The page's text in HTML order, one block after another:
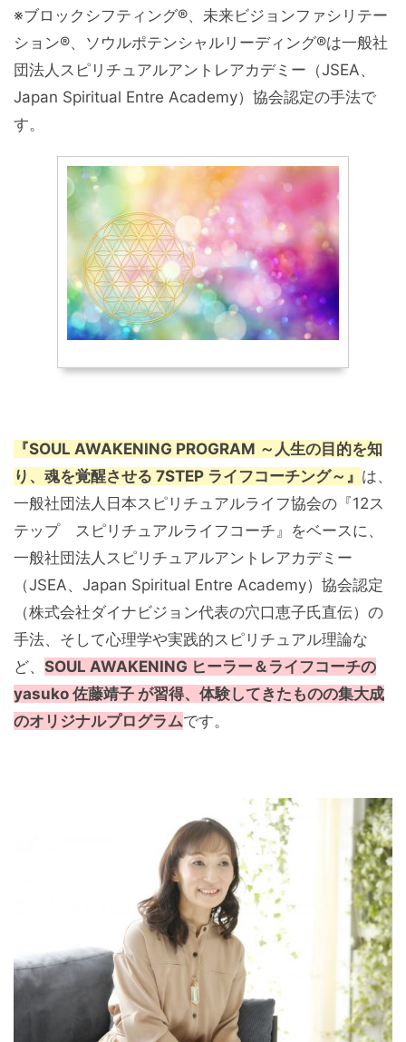
※ブロックシフティング®、未来ビジョンファシリテー
ション®、ソウルポテンシャルリーディング®は一般社
団法人スピリチュアルアントレアカデミー（JSEA、
Japan Spiritual Entre Academy）協会認定の手法で
す。
『SOUL AWAKENING PROGRAM ～人生の目的を知
り、魂を覚醒させる 7STEP ライフコーチング～』 は、
一般社団法人日本スピリチュアルライフ協会の『12ス
テップ スピリチュアルライフコーチ』をベースに、
一般社団法人スピリチュアルアントレアカデミー
（JSEA、Japan Spiritual Entre Academy）協会認定
（株式会社ダイナビジョン代表の穴口恵子氏直伝）の
手法、そして心理学や実践的スピリチュアル理論な
ど、 SOUL AWAKENING ヒーラー＆ライフコーチの
yasuko 佐藤靖子 が習得、体験してきたものの集大成
のオリジナルプログラムです。